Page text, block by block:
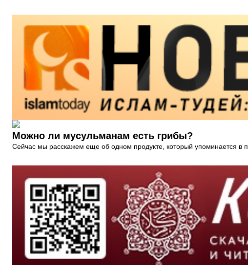
Можно ли мусульманам есть грибы?
Сейчас мы расскажем еще об одном продукте, который упоминается в